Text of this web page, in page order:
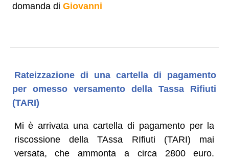
domanda di Giovanni
Rateizzazione di una cartella di pagamento
per omesso versamento della Tassa Rifiuti
(TARI)
Mi è arrivata una cartella di pagamento per la
riscossione della TAssa RIfiuti (TARI) mai
versata, che ammonta a circa 2800 euro.